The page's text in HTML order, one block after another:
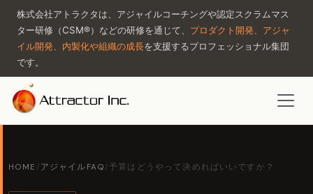
株式会社アトラクタは、アジャイルコーチングや認定スクラムマス
ター研修（CSM®）などの研修を通じて、 プロダクト開発、アジャ
イル開発、内製化や組織の成長を支援するプロフェッショナル集団
です。
HOME / アジャイルFAQ /予算はどうやって決めればいいですか？